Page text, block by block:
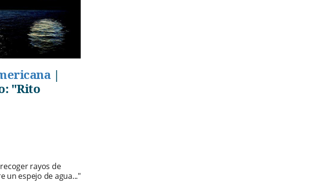
|
"Rito
rayos de
un espejo de agua..."